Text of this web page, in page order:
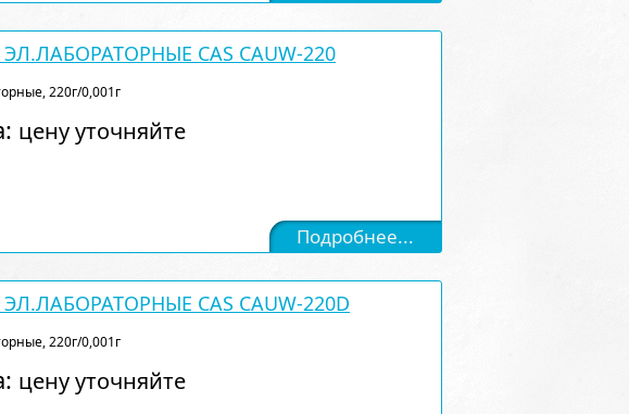
CAS CAUW-220
220г/0,001г
цену уточняйте
Подробнее...
CAS CAUW-220D
220г/0,001г
цену уточняйте